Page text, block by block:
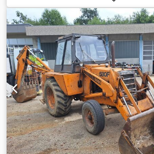
Bodemplaten 650 mm Alle
(hamer/grijper en rotatie) Hydraulische
Quick OQ90 of Lehnhoff HS80 Dieplepel
Transportgewicht 69 ton
Werkbreedte (4,14 m met opstappen)
m Djdpfxjul U H Tj Ahaokr Machine is in
gereviseerd en gerepareerd Rapport op
onderhoudsbeurt uitgevoerd: alle oliën
650 liter hydrauliekolie CASE Duitsland
motor heeft 6 nieuwe injectoren (factuur